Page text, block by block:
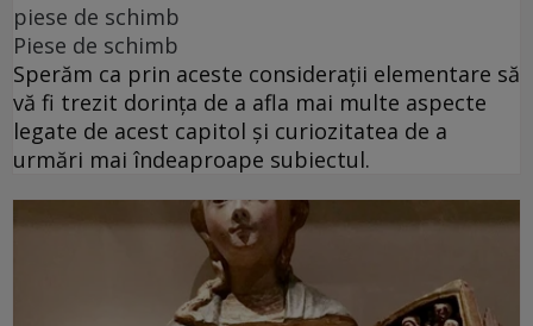
piese de schimb
Piese de schimb
Sperăm ca prin aceste considerații elementare să
vă fi trezit dorința de a afla mai multe aspecte
legate de acest capitol și curiozitatea de a
urmări mai îndeaproape subiectul.